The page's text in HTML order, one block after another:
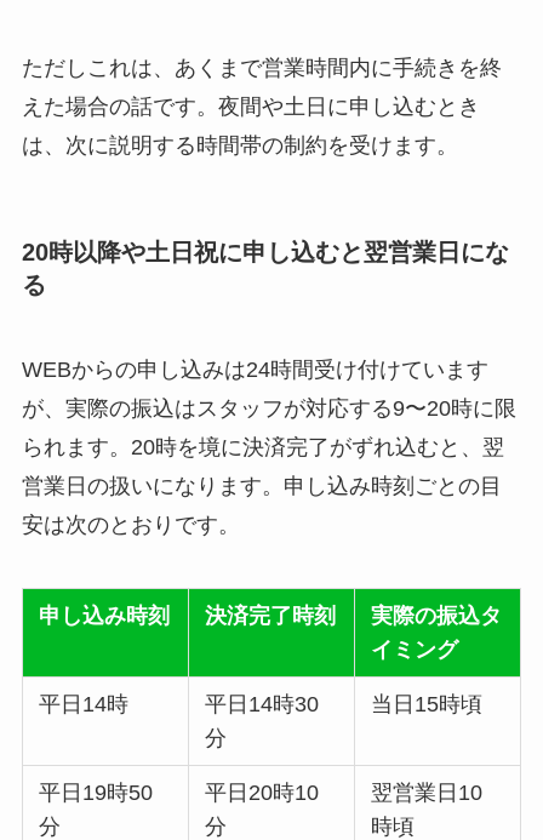
ただしこれは、あくまで営業時間内に手続きを終
えた場合の話です。夜間や土日に申し込むとき
は、次に説明する時間帯の制約を受けます。
20時以降や土日祝に申し込むと翌営業日にな
る
WEBからの申し込みは24時間受け付けています
が、実際の振込はスタッフが対応する9〜20時に限
られます。20時を境に決済完了がずれ込むと、翌
営業日の扱いになります。申し込み時刻ごとの目
安は次のとおりです。
申し込み時刻 決済完了時刻
実際の振込タ
イミング
平日14時
平日14時30
分
当日15時頃
平日19時50
分
平日20時10
分
翌営業日10
時頃